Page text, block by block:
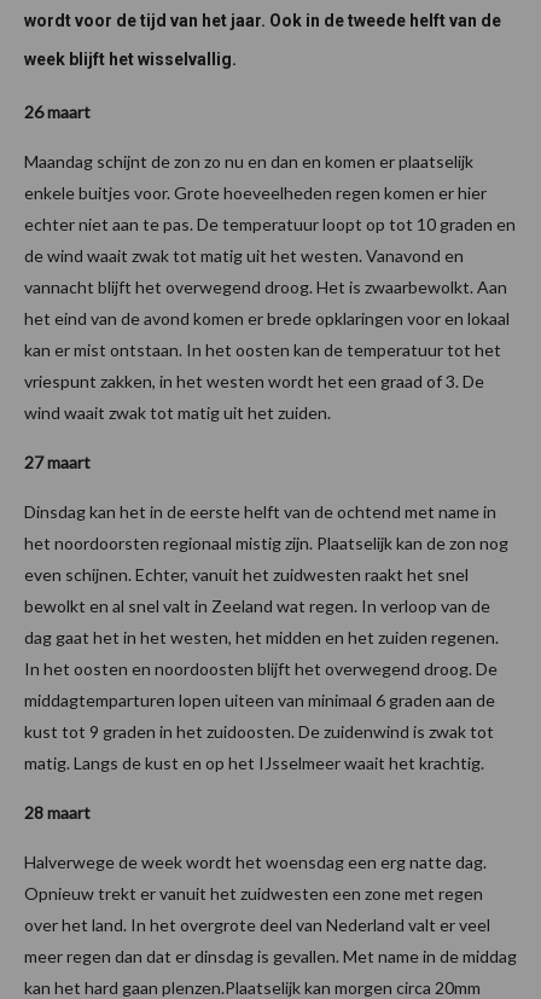
wordt voor de tijd van het jaar. Ook in de tweede helft van de
week blijft het wisselvallig.
26 maart
Maandag schijnt de zon zo nu en dan en komen er plaatselijk
enkele buitjes voor. Grote hoeveelheden regen komen er hier
echter niet aan te pas. De temperatuur loopt op tot 10 graden en
de wind waait zwak tot matig uit het westen. Vanavond en
vannacht blijft het overwegend droog. Het is zwaarbewolkt. Aan
het eind van de avond komen er brede opklaringen voor en lokaal
kan er mist ontstaan. In het oosten kan de temperatuur tot het
vriespunt zakken, in het westen wordt het een graad of 3. De
wind waait zwak tot matig uit het zuiden.
27 maart
Dinsdag kan het in de eerste helft van de ochtend met name in
het noordoorsten regionaal mistig zijn. Plaatselijk kan de zon nog
even schijnen. Echter, vanuit het zuidwesten raakt het snel
bewolkt en al snel valt in Zeeland wat regen. In verloop van de
dag gaat het in het westen, het midden en het zuiden regenen.
In het oosten en noordoosten blijft het overwegend droog. De
middagtemparturen lopen uiteen van minimaal 6 graden aan de
kust tot 9 graden in het zuidoosten. De zuidenwind is zwak tot
matig. Langs de kust en op het IJsselmeer waait het krachtig.
28 maart
Halverwege de week wordt het woensdag een erg natte dag.
Opnieuw trekt er vanuit het zuidwesten een zone met regen
over het land. In het overgrote deel van Nederland valt er veel
meer regen dan dat er dinsdag is gevallen. Met name in de middag
kan het hard gaan plenzen.Plaatselijk kan morgen circa 20mm